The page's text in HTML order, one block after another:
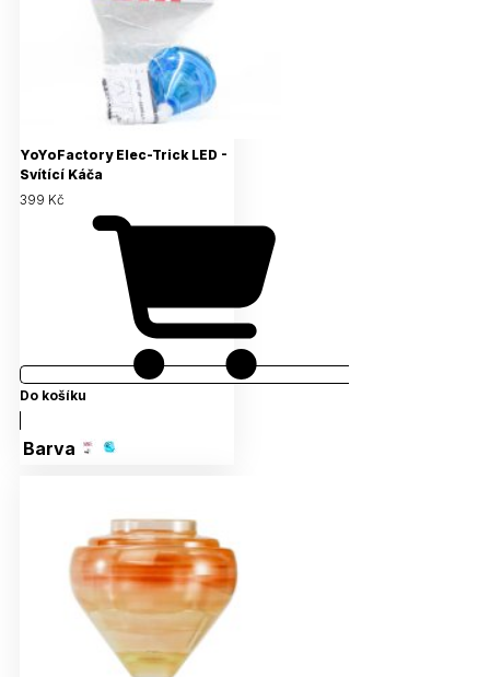
YoYoFactory Elec-Trick LED -
Svítící Káča
399 Kč
Do košíku
Barva